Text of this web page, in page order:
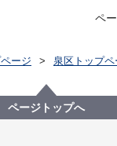
ペ
ージ
泉区トップペ
ページトップへ